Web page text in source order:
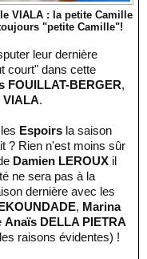
VIALA : la petite Camille
"petite Camille"!
leur dernière
court" dans cette
FOUILLAT-BERGER,
VIALA.
Espoirs la saison
? Rien n'est moins sûr
Damien LEROUX il
ne sera pas à la
dernière avec les
, Marina
Anaïs DELLA PIETRA
raisons évidentes) !